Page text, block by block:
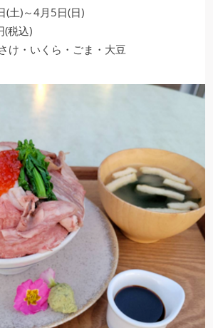
)～4月5日(日)
込)
け・いくら・ごま・大豆